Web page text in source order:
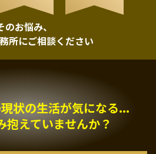
のお悩み、
所にご相談ください
状の生活が気になる...
抱えていませんか？